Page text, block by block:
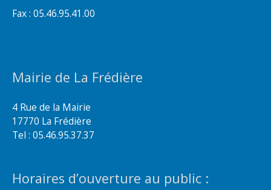
Fax : 05.46.95.41.00
Mairie de La Frédière
4 Rue de la Mairie
17770 La Frédière
Tel : 05.46.95.37.37
Horaires d’ouverture au public :